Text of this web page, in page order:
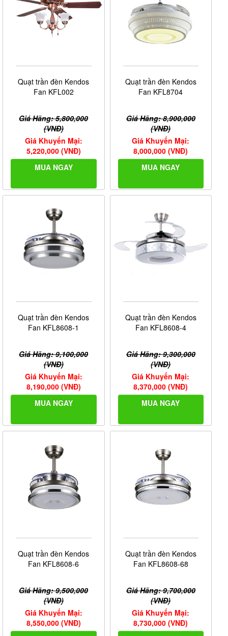
Quạt trần đèn Kendos
Fan KFL002
Giá Hãng: 5,800,000
(VNĐ)
Giá Khuyến Mại:
5,220,000 (VNĐ)
MUA NGAY
Quạt trần đèn Kendos
Fan KFL8704
Giá Hãng: 8,900,000
(VNĐ)
Giá Khuyến Mại:
8,000,000 (VNĐ)
MUA NGAY
Quạt trần đèn Kendos
Fan KFL8608-1
Giá Hãng: 9,100,000
(VNĐ)
Giá Khuyến Mại:
8,190,000 (VNĐ)
MUA NGAY
Quạt trần đèn Kendos
Fan KFL8608-4
Giá Hãng: 9,300,000
(VNĐ)
Giá Khuyến Mại:
8,370,000 (VNĐ)
MUA NGAY
Quạt trần đèn Kendos
Fan KFL8608-6
Giá Hãng: 9,500,000
(VNĐ)
Giá Khuyến Mại:
8,550,000 (VNĐ)
Quạt trần đèn Kendos
Fan KFL8608-68
Giá Hãng: 9,700,000
(VNĐ)
Giá Khuyến Mại:
8,730,000 (VNĐ)